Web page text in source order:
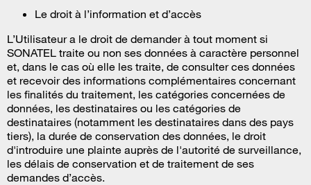
Le droit à l’information et d’accès
L’Utilisateur a le droit de demander à tout moment si
SONATEL traite ou non ses données à caractère personnel
et, dans le cas où elle les traite, de consulter ces données
et recevoir des informations complémentaires concernant
les finalités du traitement, les catégories concernées de
données, les destinataires ou les catégories de
destinataires (notamment les destinataires dans des pays
tiers), la durée de conservation des données, le droit
d'introduire une plainte auprès de l'autorité de surveillance,
les délais de conservation et de traitement de ses
demandes d’accès.